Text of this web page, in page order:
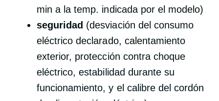
min a la temp. indicada por el modelo)
seguridad (desviación del consumo
eléctrico declarado, calentamiento
exterior, protección contra choque
eléctrico, estabilidad durante su
funcionamiento, y el calibre del cordón